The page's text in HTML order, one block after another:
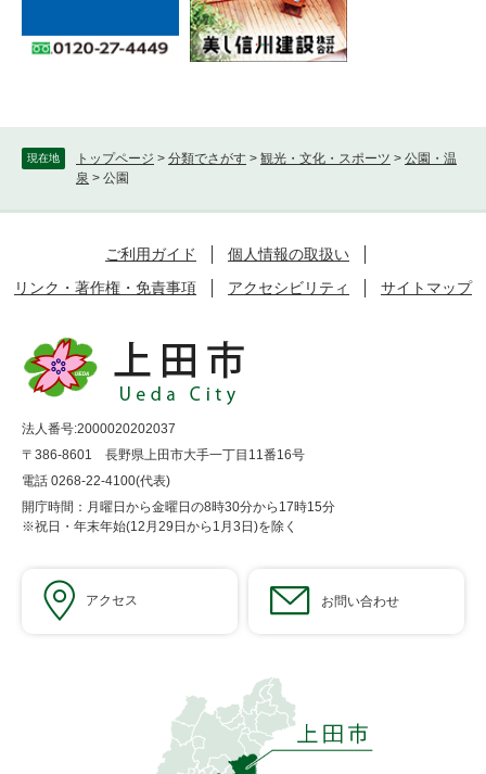
現在地 トップページ > 分類でさがす > 観光・文化・スポーツ > 公園・温
泉 > 公園
ご利用ガイド
個人情報の取扱い
リンク・著作権・免責事項
アクセシビリティ サイトマップ
法人番号:2000020202037
〒386-8601 長野県上田市大手一丁目11番16号
電話 0268-22-4100(代表)
開庁時間：月曜日から金曜日の8時30分から17時15分
※祝日・年末年始(12月29日から1月3日)を除く
アクセス お問い合わせ